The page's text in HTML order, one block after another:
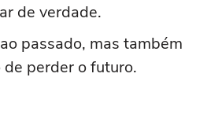
de verdade.
passado, mas também
perder o futuro.